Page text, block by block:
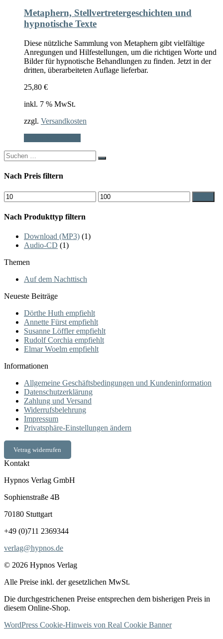
Metaphern, Stellvertretergeschichten und
hypnotische Texte
Diese nützliche Sammlung von Metaphern gibt vielfältige
Anregungen und Hilfestellungen, um die richtigen Worte und
Bilder für hypnotische Behandlungen zu finden. Jetzt in der
dritten, überarbeiteten Auflage lieferbar.
25,80 €
inkl. 7 % MwSt.
zzgl. Versandkosten
Search
for:
Nach Preis filtern
Min.
Preis
Max.
Preis
Nach Produkttyp filtern
Download (MP3) (1)
Audio-CD (1)
Themen
Auf dem Nachttisch
Neueste Beiträge
Dörthe Huth empfiehlt
Annette Fürst empfiehlt
Susanne Löffler empfiehlt
Rudolf Corchia empfiehlt
Elmar Woelm empfiehlt
Informationen
Allgemeine Geschäftsbedingungen und Kundeninformation
Datenschutzerklärung
Zahlung und Versand
Widerrufsbelehrung
Impressum
Privatsphäre-Einstellungen ändern
Vetrag widerrufen
Kontakt
Hypnos Verlag GmbH
Sophienstraße 4B
70180 Stuttgart
+49 (0)711 2369344
verlag@hypnos.de
© 2026 Hypnos Verlag
Alle Preise inkl. der gesetzlichen MwSt.
Die durchgestrichenen Preise entsprechen dem bisherigen Preis in
diesem Online-Shop.
WordPress Cookie-Hinweis von Real Cookie Banner